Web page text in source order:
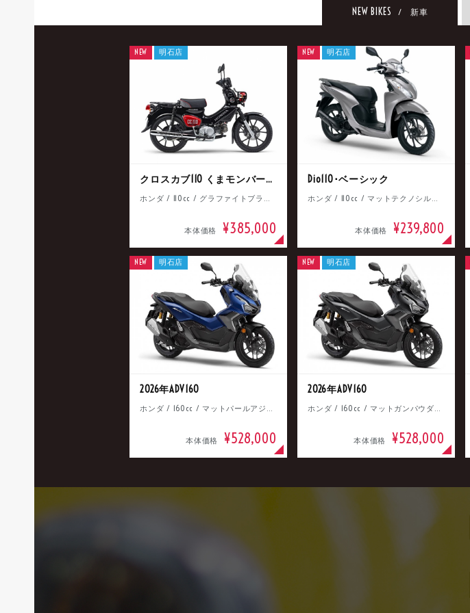
NEW BIKES / 新車
クロスカブ110 くまモンバージョン
ホンダ / 110cc / グラファイトブラック
本体価格 ¥385,000
NEW 明石店
Dio110･ベーシック
ホンダ / 110cc / マットテクノシルバーメタリック
本体価格 ¥239,800
NEW 明石店
2026年ADV160
ホンダ / 160cc / マットパールアジャイルブルー
本体価格 ¥528,000
NEW 明石店
2026年ADV160
ホンダ / 160cc / マットガンパウダーブラックメタリック
本体価格 ¥528,000
NEW 明石店